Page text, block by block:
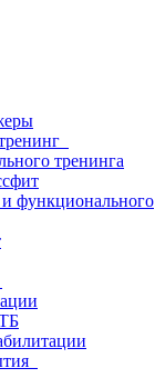
тренинга
функционального